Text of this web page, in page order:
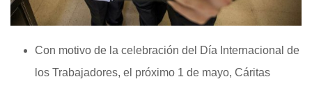
Con motivo de la celebración del Día Internacional de
los Trabajadores, el próximo 1 de mayo, Cáritas